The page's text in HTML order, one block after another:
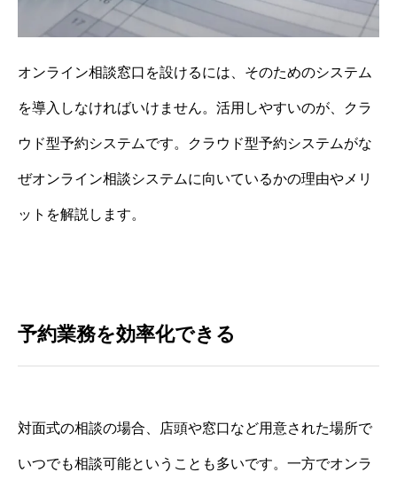
オンライン相談窓口を設けるには、そのためのシステム
を導入しなければいけません。活用しやすいのが、クラ
ウド型予約システムです。クラウド型予約システムがな
ぜオンライン相談システムに向いているかの理由やメリ
ットを解説します。
予約業務を効率化できる
対面式の相談の場合、店頭や窓口など用意された場所で
いつでも相談可能ということも多いです。一方でオンラ